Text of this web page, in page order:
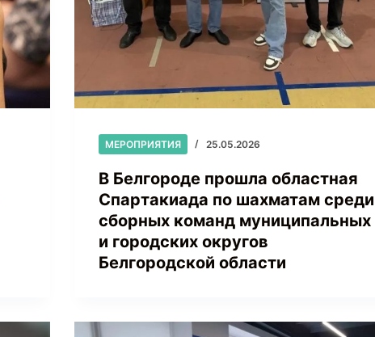
МЕРОПРИЯТИЯ 25.05.2026
В Белгороде прошла областная
Спартакиада по шахматам среди
сборных команд муниципальных
и городских округов
Белгородской области